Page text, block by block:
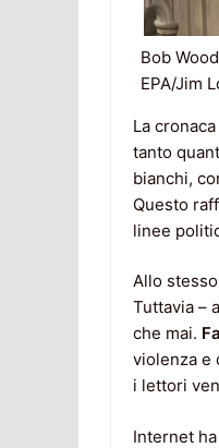
Bob
EPA/Jim
La
tanto
bianchi,
Questo
linee
Allo
Tuttavia –
che mai.
violenza e
i lettori
Internet